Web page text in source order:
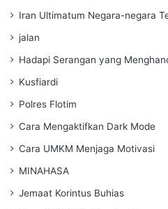
Iran Ultimatum Negara-negara
jalan
Hadapi Serangan yang
Kusfiardi
Polres Flotim
Cara Mengaktifkan Dark Mode
Cara UMKM Menjaga Motivasi
MINAHASA
Jemaat Korintus Buhias